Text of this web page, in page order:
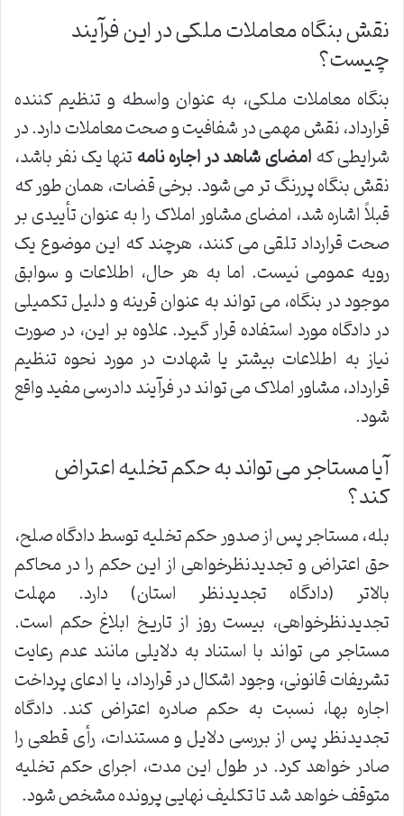
نقش بنگاه معاملات ملکی در این فرآیند
چیست؟
بنگاه معاملات ملکی، به عنوان واسطه و تنظیم کننده
قرارداد، نقش مهمی در شفافیت و صحت معاملات دارد. در
شرایطی کهامضای شاهد در اجاره نامهتنها یک نفر باشد،
نقش بنگاه پررنگ تر می شود. برخی قضات، همان طور که
قبلاً اشاره شد، امضای مشاور املاک را به عنوان تأییدی بر
صحت قرارداد تلقی می کنند، هرچند که این موضوع یک
رویه عمومی نیست. اما به هر حال، اطلاعات و سوابق
موجود در بنگاه، می تواند به عنوان قرینه و دلیل تکمیلی
در دادگاه مورد استفاده قرار گیرد. علاوه بر این، در صورت
نیاز به اطلاعات بیشتر یا شهادت در مورد نحوه تنظیم
قرارداد، مشاور املاک می تواند در فرآیند دادرسی مفید واقع
شود.
آیا مستاجر می تواند به حکم تخلیه اعتراض
کند؟
بله، مستاجر پس از صدور حکم تخلیه توسط دادگاه صلح،
حق اعتراض و تجدیدنظرخواهی از این حکم را در محاکم
بالاتر (دادگاه تجدیدنظر استان) دارد. مهلت
تجدیدنظرخواهی، بیست روز از تاریخ ابلاغ حکم است.
مستاجر می تواند با استناد به دلایلی مانند عدم رعایت
تشریفات قانونی، وجود اشکال در قرارداد، یا ادعای پرداخت
اجاره بها، نسبت به حکم صادره اعتراض کند. دادگاه
تجدیدنظر پس از بررسی دلایل و مستندات، رأی قطعی را
صادر خواهد کرد. در طول این مدت، اجرای حکم تخلیه
متوقف خواهد شد تا تکلیف نهایی پرونده مشخص شود.